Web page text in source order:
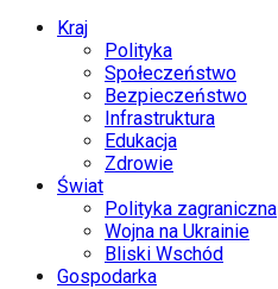
Kraj
Polityka
Społeczeństwo
Bezpieczeństwo
Infrastruktura
Edukacja
Zdrowie
Świat
Polityka zagraniczna
Wojna na Ukrainie
Bliski Wschód
Gospodarka